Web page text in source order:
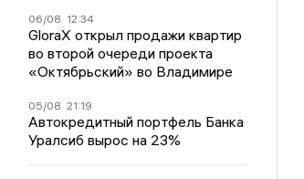
06/08 12:34
GloraX открыл продажи квартир
во второй очереди проекта
«Октябрьский» во Владимире
05/08 21:19
Автокредитный портфель Банка
Уралсиб вырос на 23%